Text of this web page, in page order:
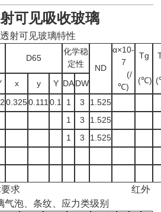
可见吸收玻璃
射可见玻璃特性
D65
化学稳
定性
ND
α×10-
7
(/
℃)
Tg
(℃)
x y Y DADW
0.3250.111 0.1 1 3
1.525
1 3
1.525
1 3 1.525
玻璃技术要求 红外
气泡、条纹、应力类级别